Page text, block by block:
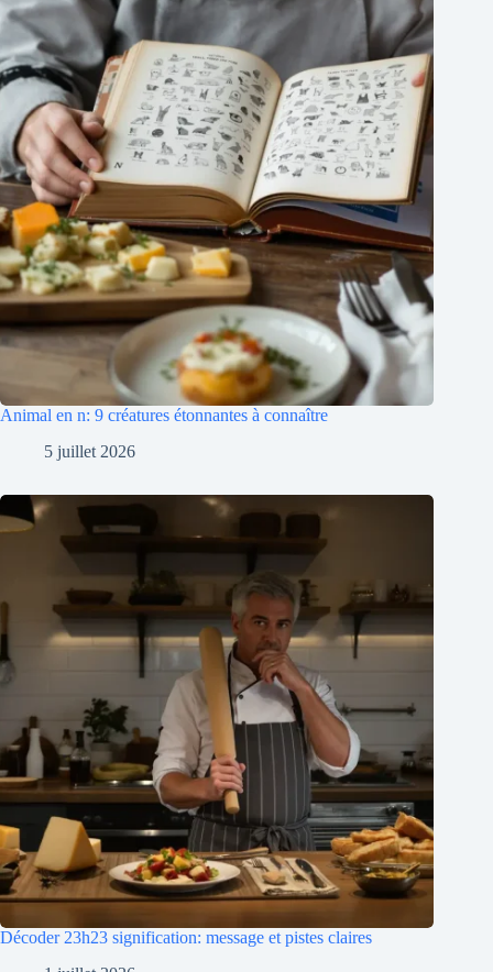
Animal en n: 9 créatures étonnantes à connaître
5 juillet 2026
Décoder 23h23 signification: message et pistes claires